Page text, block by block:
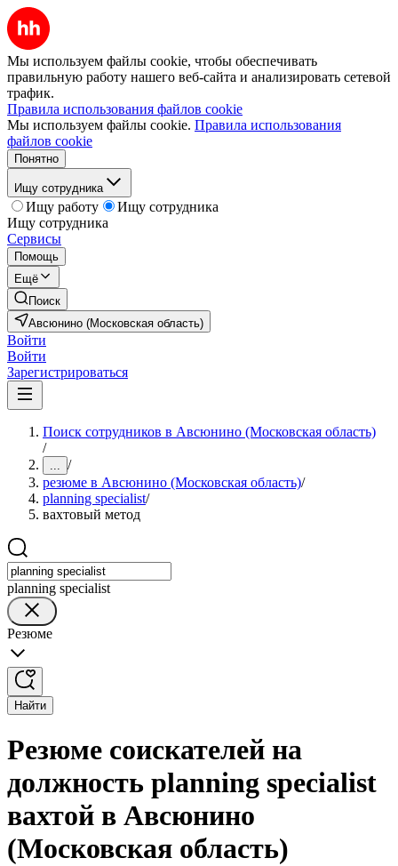
Мы используем файлы cookie, чтобы обеспечивать
правильную работу нашего веб-сайта и анализировать сетевой
трафик.
Правила использования файлов cookie
Мы используем файлы cookie. Правила использования
файлов cookie
Понятно
Ищу сотрудника
Ищу работу
Ищу сотрудника
Ищу сотрудника
Сервисы
Помощь
Ещё
Поиск
Авсюнино (Московская область)
Войти
Войти
Зарегистрироваться
Поиск сотрудников в Авсюнино (Московская область)
/
... /
резюме в Авсюнино (Московская область)/
planning specialist/
вахтовый метод
planning specialist
Резюме
Найти
Резюме соискателей на
должность planning specialist
вахтой в Авсюнино
(Московская область)